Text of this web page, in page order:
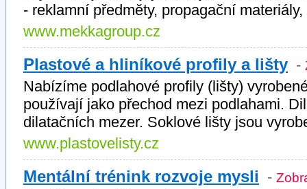
- reklamní předměty, propagační
www.mekkagroup.cz
Plastové a hliníkové profily a lišty -
Nabízíme podlahové profily (lišty)
používají jako přechod mezi podlahami.
dilatačních mezer. Soklové lišty jsou
www.plastovelisty.cz
Mentální trénink rozvoje mysli -